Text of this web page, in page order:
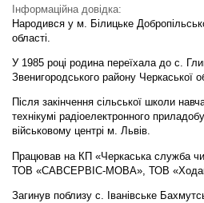
Інформаційна довідка:
Народився у м. Білицьке
області.
У 1985 році родина переїхала до с.
Звенигородського району Черкаської
Після закінчення сільської школи
технікумі радіоелектронного
військовому центрі м. Львів.
Працював на КП «Черкаська служба
ТОВ «САВСЕРВІС-МОВА», ТОВ
Загинув поблизу с. Іванівське